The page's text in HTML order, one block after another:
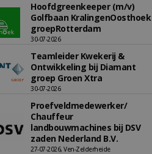
Hoofdgreenkeeper (m/v)
Golfbaan KralingenOosthoek
groepRotterdam
30-07-2026
Teamleider Kwekerij &
Ontwikkeling bij Diamant
groep Groen Xtra
30-07-2026
Proefveldmedewerker/
Chauffeur
landbouwmachines bij DSV
zaden Nederland B.V.
27-07-2026, Ven-Zelderheide